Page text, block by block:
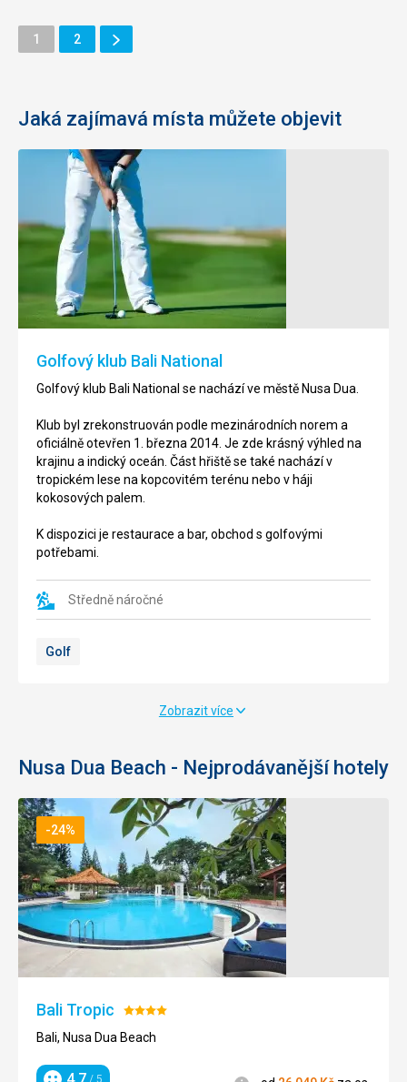
Stránka
1 Stránka
2
Další
Stránka
Jaká zajímavá místa můžete objevit
Golfový klub Bali National
Golfový klub Bali National se nachází ve městě Nusa Dua.
Klub byl zrekonstruován podle mezinárodních norem a
oficiálně otevřen 1. března 2014. Je zde krásný výhled na
krajinu a indický oceán. Část hřiště se také nachází v
tropickém lese na kopcovitém terénu nebo v háji
kokosových palem.
K dispozici je restaurace a bar, obchod s golfovými
potřebami.
Středně náročné
Golf
Zobrazit více
Nusa Dua Beach - Nejprodávanější hotely
-24%
Bali Tropic Hodnocení:
4/5
Bali, Nusa Dua Beach
/ 5